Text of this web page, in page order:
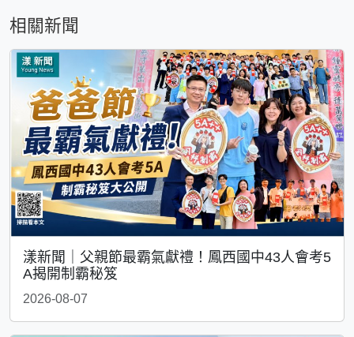
相關新聞
漾新聞｜父親節最霸氣獻禮！鳳西國中43人會考5
A揭開制霸秘笈
2026-08-07